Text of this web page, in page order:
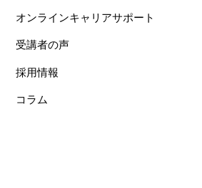
オンラインキャリアサポート
受講者の声
採用情報
コラム